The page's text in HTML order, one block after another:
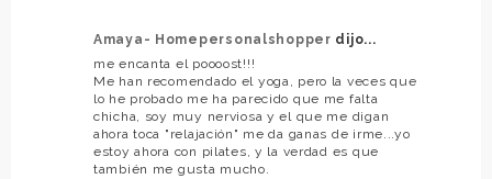
Amaya- Homepersonalshopper dijo...
me encanta el poooost!!!
Me han recomendado el yoga, pero la veces que
lo he probado me ha parecido que me falta
chicha, soy muy nerviosa y el que me digan
ahora toca "relajación" me da ganas de irme...yo
estoy ahora con pilates, y la verdad es que
también me gusta mucho.